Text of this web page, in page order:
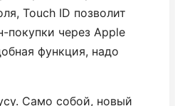
Touch ID позволит
покупки через Apple
функция, надо
Само собой, новый